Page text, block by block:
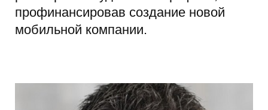
профинансировав создание новой
мобильной компании.